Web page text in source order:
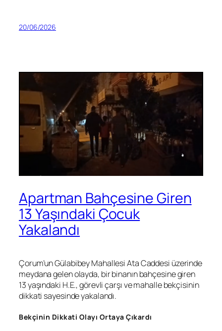
20/06/2026
Apartman Bahçesine Giren
13 Yaşındaki Çocuk
Yakalandı
Çorum’un Gülabibey Mahallesi Ata Caddesi üzerinde
meydana gelen olayda, bir binanın bahçesine giren
13 yaşındaki H.E., görevli çarşı ve mahalle bekçisinin
dikkati sayesinde yakalandı.
Bekçinin Dikkati Olayı Ortaya Çıkardı